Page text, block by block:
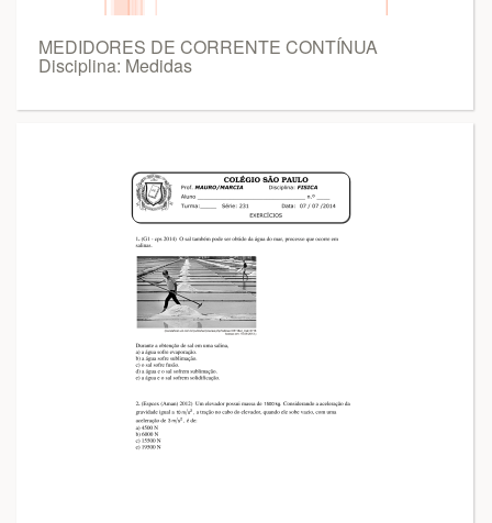
MEDIDORES DE CORRENTE CONTÍNUA
Disciplina: Medidas